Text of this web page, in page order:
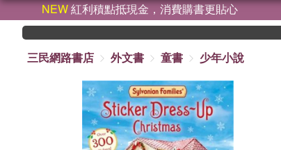
NEW紅利積點抵現金，消費購書更貼心
三民網路書店
外文書 童書 少年小說